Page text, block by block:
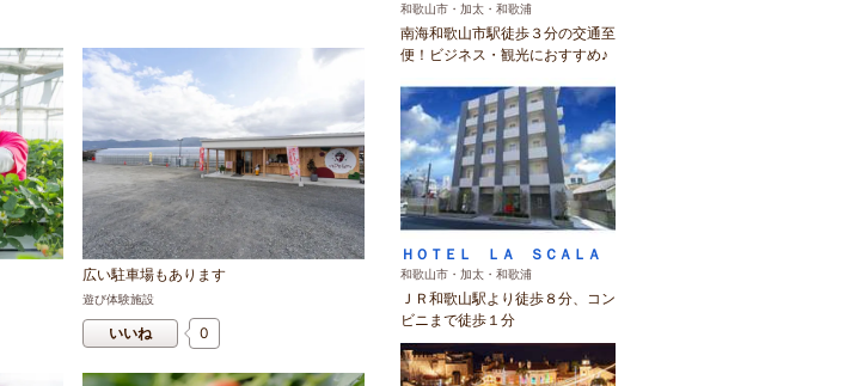
広い駐車場もあります
遊び体験施設
いいね 0
和歌山市・加太・和歌浦
南海和歌山市駅徒歩３分の交通至
便！ビジネス・観光におすすめ♪
ＨＯＴＥＬ ＬＡ ＳＣＡＬＡ
和歌山市・加太・和歌浦
ＪＲ和歌山駅より徒歩８分、コン
ビニまで徒歩１分